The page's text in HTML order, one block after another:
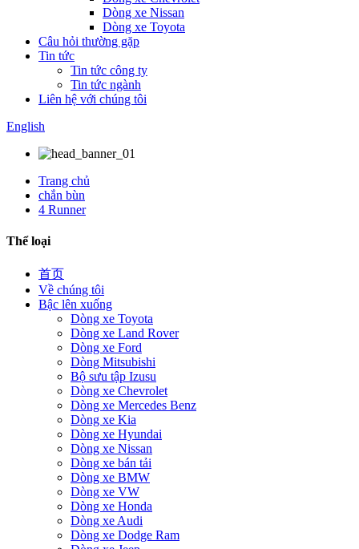
Dòng xe Nissan
Dòng xe Toyota
Câu hỏi thường gặp
Tin tức
Tin tức công ty
Tin tức ngành
Liên hệ với chúng tôi
English
Trang chủ
chắn bùn
4 Runner
Thể loại
首页
Về chúng tôi
Bậc lên xuống
Dòng xe Toyota
Dòng xe Land Rover
Dòng xe Ford
Dòng Mitsubishi
Bộ sưu tập Izusu
Dòng xe Chevrolet
Dòng xe Mercedes Benz
Dòng xe Kia
Dòng xe Hyundai
Dòng xe Nissan
Dòng xe bán tải
Dòng xe BMW
Dòng xe VW
Dòng xe Honda
Dòng xe Audi
Dòng xe Dodge Ram